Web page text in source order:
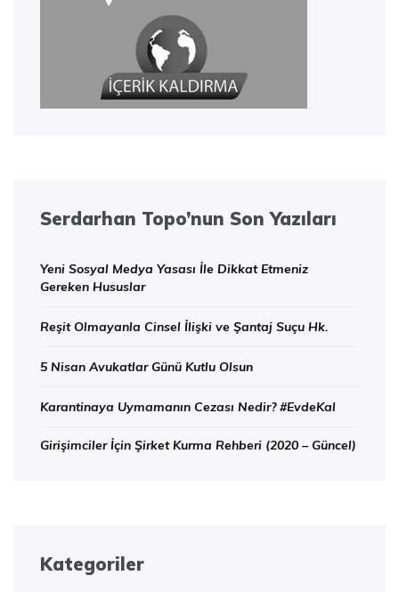
Serdarhan Topo’nun Son Yazıları
Yeni Sosyal Medya Yasası İle Dikkat Etmeniz
Gereken Hususlar
Reşit Olmayanla Cinsel İlişki ve Şantaj Suçu Hk.
5 Nisan Avukatlar Günü Kutlu Olsun
Karantinaya Uymamanın Cezası Nedir? #EvdeKal
Girişimciler İçin Şirket Kurma Rehberi (2020 – Güncel)
Kategoriler